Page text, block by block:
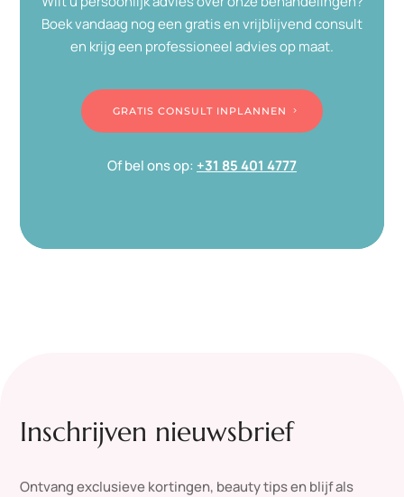
Boek vandaag nog een gratis en vrijblijvend consult
en krijg een professioneel advies op maat.
GRATIS CONSULT INPLANNEN
Of bel ons op: +31 85 401 4777
Inschrijven nieuwsbrief
Ontvang exclusieve kortingen, beauty tips en blijf als